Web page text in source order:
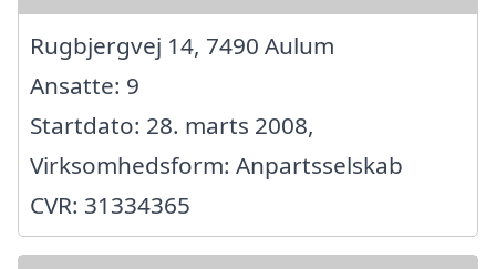
Rugbjergvej 14, 7490 Aulum
Ansatte: 9
Startdato: 28. marts 2008,
Virksomhedsform: Anpartsselskab
CVR: 31334365